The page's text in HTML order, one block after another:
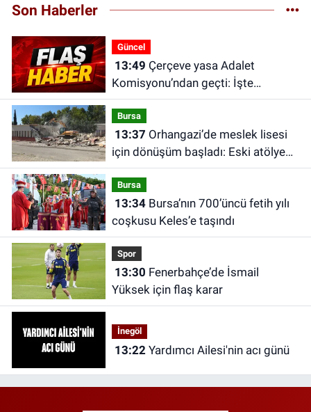
Son Haberler
Güncel
13:49
Komisyonu’ndan geçti: İşte
düzenlemenin detayları
Bursa
13:37
için dönüşüm başladı: Eski atölye
ve sınıflar yıkılıyor
Bursa
13:34Bursa’nın 700’üncü fetih yılı
coşkusu Keles’e taşındı
Spor
13:30
Yüksek için flaş karar
İnegöl
13:22 Yardımcı Ailesi'nin acı günü